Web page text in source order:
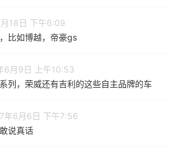
18日 下午6:09
比如博越，帝豪gs
6月9日 上午10:53
列，荣威还有吉利的这些自主品牌的车
年6月6日 下午7:56
说真话